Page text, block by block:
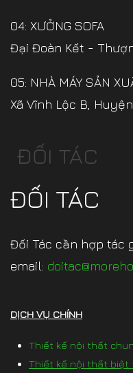
04: XƯỞNG SOFA
Đại Đoàn Kết -
05: NHÀ MÁY SẢN
Xã Vĩnh Lộc B,
ĐỐI TÁC
ĐỐI TÁC
Đối Tác cần hợp tác
email:
DỊCH VỤ CHÍNH
Thiết kế nội thất
Thiết kế nội thất biệt